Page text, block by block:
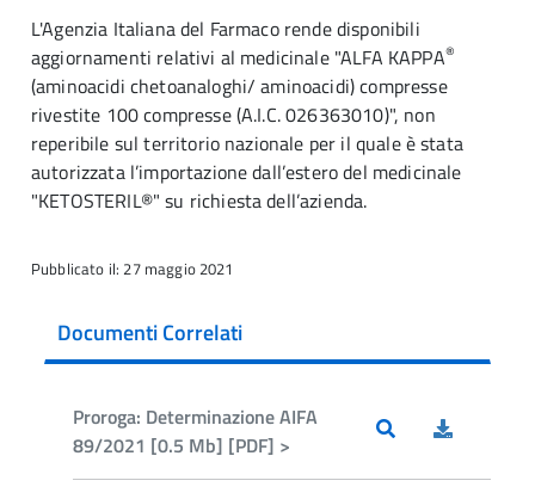
L'Agenzia Italiana del Farmaco rende disponibili
aggiornamenti relativi al medicinale "ALFA KAPPA®
(aminoacidi chetoanaloghi/ aminoacidi) compresse
rivestite 100 compresse (A.I.C. 026363010)", non
reperibile sul territorio nazionale per il quale è stata
autorizzata l’importazione dall’estero del medicinale
"KETOSTERIL®" su richiesta dell’azienda.
Pubblicato il: 27 maggio 2021
Documenti Correlati
Proroga: Determinazione AIFA
89/2021 [0.5 Mb] [PDF] >